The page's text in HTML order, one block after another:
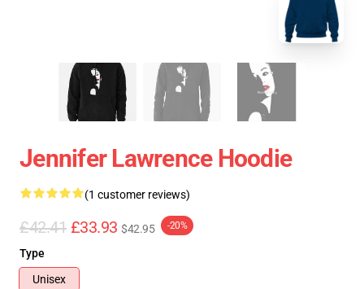
Jennifer Lawrence Hoodie
(1 customer reviews)
£42.41 £33.93 $42.95 -20%
Type
Unisex